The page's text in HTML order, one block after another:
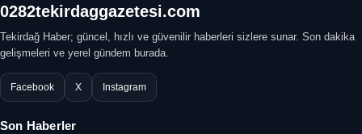
0282tekirdaggazetesi.com
Tekirdağ Haber; güncel, hızlı ve güvenilir haberleri sizlere sunar. Son dakika
gelişmeleri ve yerel gündem burada.
Facebook X Instagram
Son Haberler